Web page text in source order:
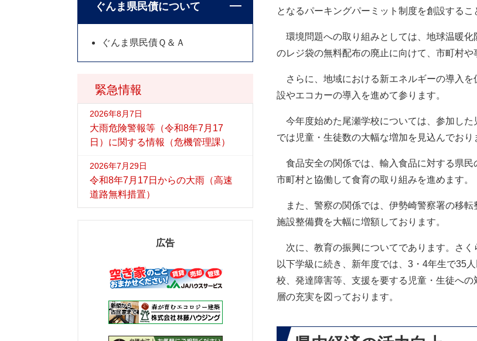
となるパーキングパーミット制度を創設するこ
環境問題への取り組みとしては、地球温暖
のレジ袋の無料配布の廃止に向けて、市町村
さらに、地域における新エネルギーの導入
設やエコカーの導入を進めて参ります。
今年度始めた尾瀬学校については、参加し
では児童・生徒数の大幅な増加を見込んでおり
食品安全の関係では、輸入食品に対する県民
市町村と協働して食育の取り組みを進めます。
また、警察の関係では、伊勢崎警察署の移転
施設整備費を大幅に増額しております。
次に、教育の振興についてであります。さく
以下学級に続き、新年度では、3・4年生で35
校、発達障害等、支援を要する児童・生徒へ
層の充実を図っております。
緊急情報
2026年8月7日
大雨危険警報等（令和8年7月17
日）に関する情報（危機管理課）
2026年7月29日
令和8年7月17日からの大雨（高速
道路無料措置）
ぐんま県民債について
ぐんま県民債Ｑ＆Ａ
広告